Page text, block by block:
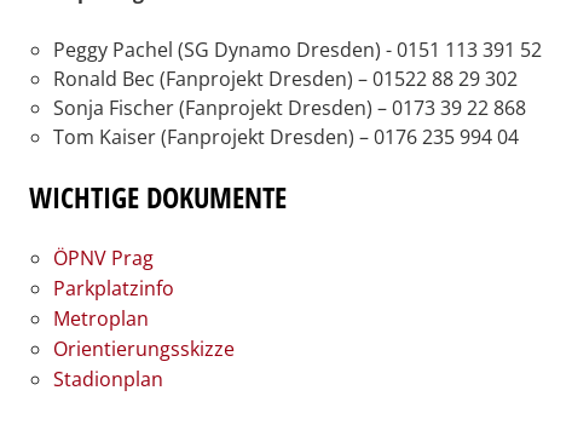
Peggy Pachel (SG Dynamo Dresden) - 0151 113 391 52
Ronald Bec (Fanprojekt Dresden) – 01522 88 29 302
Sonja Fischer (Fanprojekt Dresden) – 0173 39 22 868
Tom Kaiser (Fanprojekt Dresden) – 0176 235 994 04
WICHTIGE DOKUMENTE
ÖPNV Prag
Parkplatzinfo
Metroplan
Orientierungsskizze
Stadionplan